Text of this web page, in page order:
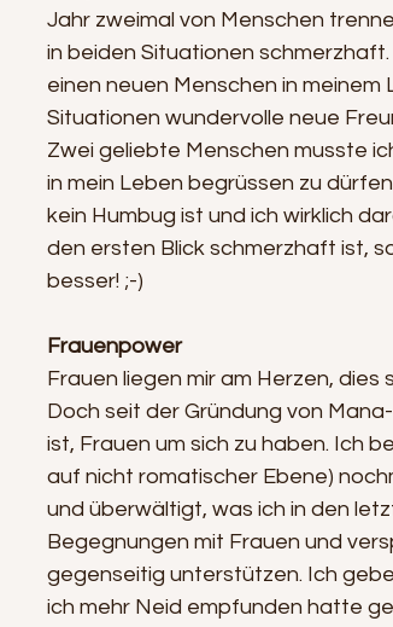
Jahr zweimal von Menschen
in beiden Situationen
einen neuen Menschen in
Situationen wundervolle neue
Zwei geliebte Menschen musste
in mein Leben begrüssen zu
kein Humbug ist und ich wirklich
den ersten Blick schmerzhaft ist,
besser! ;-)
Frauenpower
Frauen liegen mir am Herzen,
Doch seit der Gründung von
ist, Frauen um sich zu haben. Ich
auf nicht romatischer Ebene)
und überwältigt, was ich in den
Begegnungen mit Frauen und
gegenseitig unterstützen. Ich
ich mehr Neid empfunden hatte